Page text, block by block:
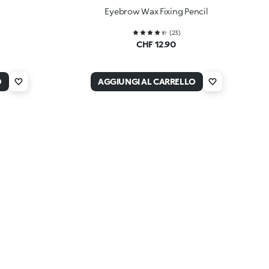
Eyebrow Wax Fixing Pencil
(23)
CHF 12.90
AGGIUNGI AL CARRELLO